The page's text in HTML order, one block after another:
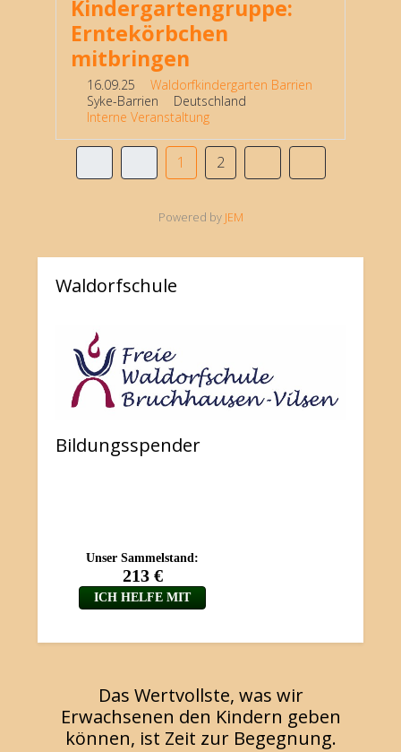
Kindergartengruppe:
Erntekörbchen
mitbringen
16.09.25
Waldorfkindergarten Barrien
Syke-Barrien
Deutschland
Interne Veranstaltung
1 2
Powered by JEM
Waldorfschule
Bildungsspender
Das Wertvollste, was wir
Erwachsenen den Kindern geben
können, ist Zeit zur Begegnung.